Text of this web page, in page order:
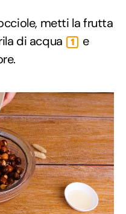
metti la frutta
di acqua
1
e